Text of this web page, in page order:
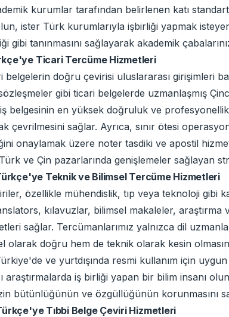
kurumlar tarafından belirlenen katı
ister Türk kurumlarıyla işbirliği yapmak
gibi tanınmasını sağlayarak akademik
Ticari Tercüme Hizmetleri
doğru çevirisi uluslararası girişimleri
gibi ticari belgelerde uzmanlaşmış
belgesinin en yüksek doğruluk ve
çevrilmesini sağlar. Ayrıca, sınır ötesi
onaylamak üzere noter tasdiki ve apostil
ve Çin pazarlarında genişlemeler sağlayan
Teknik ve Bilimsel Tercüme Hizmetleri
özellikle mühendislik, tıp veya teknoloji gibi
kılavuzlar, bilimsel makaleler,
sağlar. Tercümanlarımız yalnızca dil
olarak doğru hem de teknik olarak kesin
ve yurtdışında resmi kullanım için
araştırmalarda iş birliği yapan bir bilim insanı
bütünlüğünün ve özgüllüğünün korunmasını
Tıbbi Belge Çeviri Hizmetleri